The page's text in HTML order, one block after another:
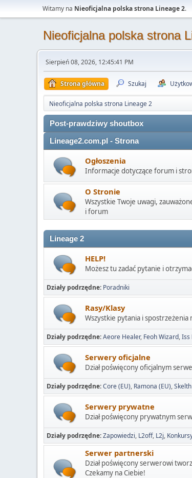
Witamy na Nieoficjalna polska strona Lineage 2.
Nieoficjalna polska strona
Sierpień 08, 2026, 12:45:41 PM
Strona główna Szukaj
Nieoficjalna polska strona Lineage 2
Post-prawdziwy shoutbox
Lineage2.com.pl - Strona
Ogłoszenia
Informacje dotyczące forum i
O Stronie
Wszystkie Twoje uwagi,
i forum
Lineage 2
HELP!
Możesz tu zadać pytanie i
Działy podrzędne Poradniki
Rasy/Klasy
Wszystkie pytania i
Działy podrzędne Aeore Healer Feoh Wizard Iss
Serwery oficjalne
Dział poświęcony oficjalnym
Działy podrzędne Core (EU) Ramona (EU)
Serwery prywatne
Dział poświęcony prywatnym
Działy podrzędne Zapowiedzi L2off L2j
Serwer partnerski
Dział poświęcony serwerowi
Czekamy na Ciebie!